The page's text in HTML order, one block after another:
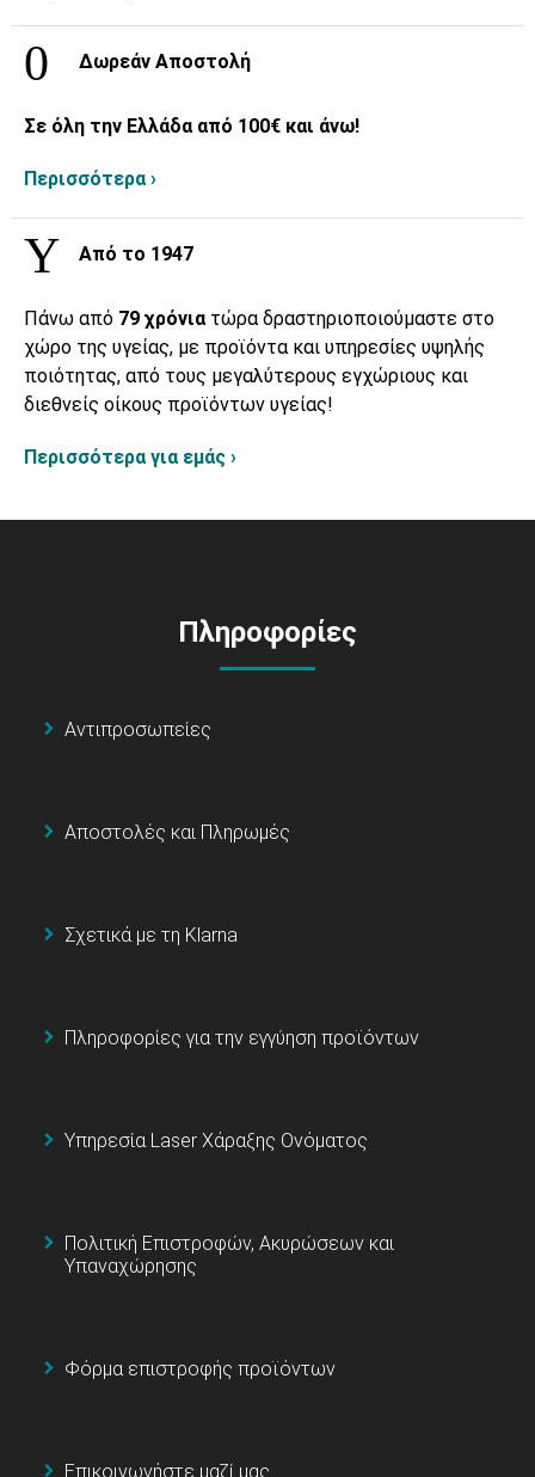
Δωρεάν Αποστολή
Σε όλη την Ελλάδα από 100€ και άνω!
Περισσότερα ›
Από το 1947
Πάνω από 79 χρόνια τώρα δραστηριοποιούμαστε στο
χώρο της υγείας, με προϊόντα και υπηρεσίες υψηλής
ποιότητας, από τους μεγαλύτερους εγχώριους και
διεθνείς οίκους προϊόντων υγείας!
Περισσότερα για εμάς ›
Πληροφορίες
Αντιπροσωπείες
Αποστολές και Πληρωμές
Σχετικά με τη Klarna
Πληροφορίες για την εγγύηση προϊόντων
Υπηρεσία Laser Χάραξης Ονόματος
Πολιτική Επιστροφών, Ακυρώσεων και
Υπαναχώρησης
Φόρμα επιστροφής προϊόντων
Επικοινωνήστε μαζί μας